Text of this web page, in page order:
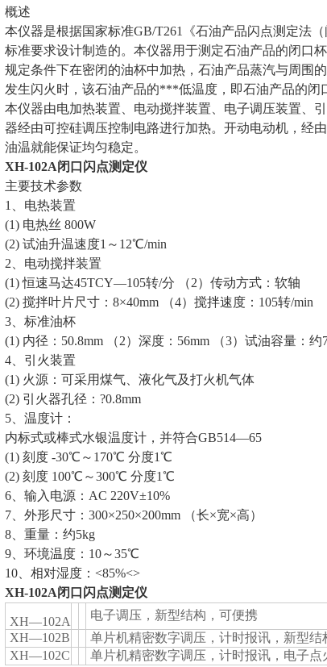
概述
本仪器是根据国家标准GB/T261《石油产品闪点测定法
标准要求设计制造的。本仪器用于测定石油产品的闭口
规定条件下在密闭的油杯中加热，石油产品蒸汽与周围
发生闪火时，该石油产品的***低温度，即石油产品的闭
本仪器由电加热装置、电动搅拌装置、电子调压装置、
器经由可控硅调压控制电路进行加热。开动电动机，经
油温就能保证均匀稳定。
XH-102A闭口闪点测定仪
主要技术参数
1、电热装置
(1) 电热丝 800W
(2) 试油升温速度1～12℃/min
2、电动搅拌装置
(1) 恒速马达45TCY—105转/分 （2）传动方式：软轴
(2) 搅拌叶片尺寸：8×40mm （4）搅拌速度：105转/min
3、标准油杯
(1) 内径：50.8mm （2）深度：56mm （3）试油容量：约
4、引火装置
(1) 火源：可采用煤气、液化气及打火机气体
(2) 引火器孔径：?0.8mm
5、温度计：
内标式或棒式水银温度计，并符合GB514—65
(1) 刻度 -30℃～170℃ 分度1℃
(2) 刻度 100℃～300℃ 分度1℃
6、输入电源：AC 220V±10%
7、外形尺寸：300×250×200mm （长×宽×高）
8、重量：约5kg
9、环境温度：10～35℃
10、相对湿度：<85%<>
XH-102A闭口闪点测定仪
XH—102A
电子调压，新型结构，可便携
XH—102B
单片机精密数字调压，计时报讯，新型结
XH—102C
单片机精密数字调压，计时报讯，电子点